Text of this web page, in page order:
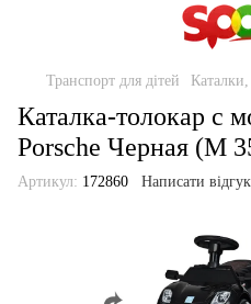
Транспорт для дітей
Каталка-толокар с
Porsche Черная (M
Артикул: 172860 Написати відгук